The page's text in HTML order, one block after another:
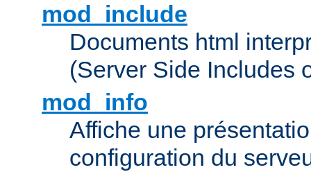
mod_include
Documents html
(Server Side Includes
mod_info
Affiche une
configuration du